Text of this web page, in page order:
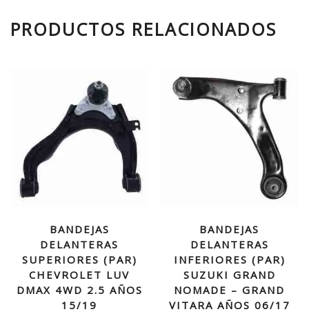
PRODUCTOS RELACIONADOS
BANDEJAS
DELANTERAS
SUPERIORES (PAR)
CHEVROLET LUV
DMAX 4WD 2.5 AÑOS
15/19
BANDEJAS
DELANTERAS
INFERIORES (PAR)
SUZUKI GRAND
NOMADE – GRAND
VITARA AÑOS 06/17